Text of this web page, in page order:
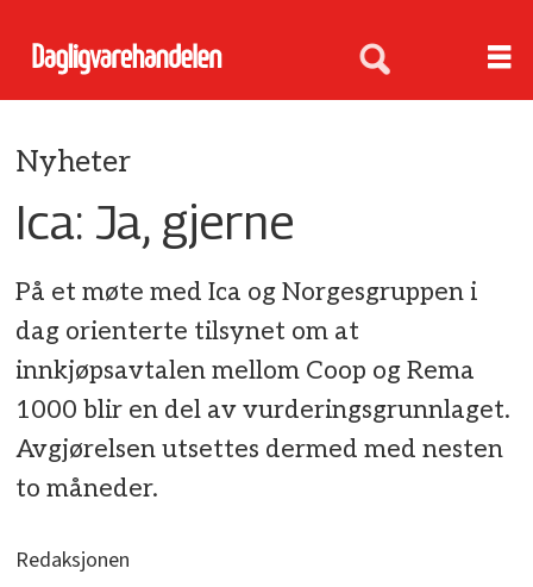
Nyheter
Ica: Ja, gjerne
På et møte med Ica og Norgesgruppen i
dag orienterte tilsynet om at
innkjøpsavtalen mellom Coop og Rema
1000 blir en del av vurderingsgrunnlaget.
Avgjørelsen utsettes dermed med nesten
to måneder.
Redaksjonen